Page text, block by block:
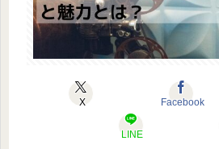
X Facebook
LINE